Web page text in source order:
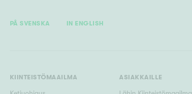
PÅ SVENSKA IN ENGLISH
KIINTEISTÖMAAILMA ASIAKKAILLE